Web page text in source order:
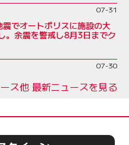
07-31
でオートポリスに施設の大
。余震を警戒し8月3日までク
07-30
ス他 最新ニュースを見る